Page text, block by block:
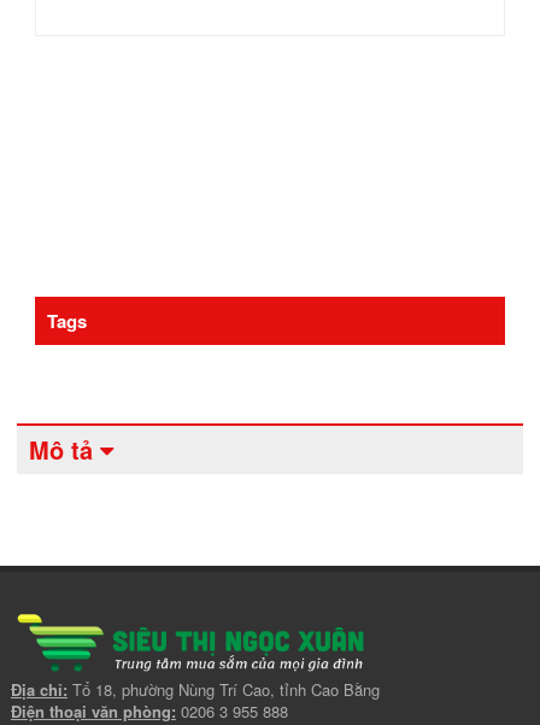
Tags
Mô tả
Địa chỉ: Tổ 18, phường Nùng Trí Cao, tỉnh Cao Bằng
Điện thoại văn phòng: 0206 3 955 888